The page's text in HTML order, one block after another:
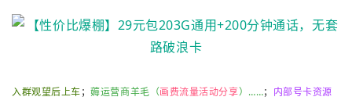
入群观望后上车；薅运营商羊毛（画费流量活动分享）……； 内部号卡资源